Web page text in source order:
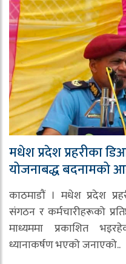
मधेश प्रदेश प्रहरीका
योजनाबद्ध बदनामको
काठमाडौं । मधेश प्रदेश
संगठन र कर्मचारीहरूको
माध्यममा प्रकाशित
ध्यानाकर्षण भएको जनाएको..